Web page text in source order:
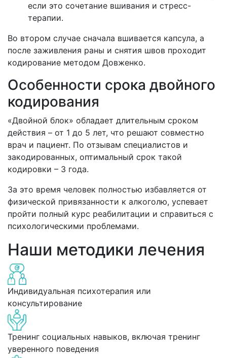
если это сочетание вшивания и стресс-
терапии.
Во втором случае сначала вшивается капсула, а
после заживления раны и снятия швов проходит
кодирование методом Довженко.
Особенности срока двойного
кодирования
«Двойной блок» обладает длительным сроком
действия – от 1 до 5 лет, что решают совместно
врач и пациент. По отзывам специалистов и
закодированных, оптимальный срок такой
кодировки – 3 года.
За это время человек полностью избавляется от
физической привязанности к алкоголю, успевает
пройти полный курс реабилитации и справиться с
психологическими проблемами.
Наши методики лечения
Индивидуальная психотерапия или
консультирование
Тренинг социальных навыков, включая тренинг
уверенного поведения